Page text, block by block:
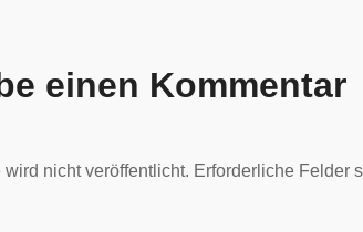
einen Kommentar
nicht veröffentlicht. Erforderliche Felder